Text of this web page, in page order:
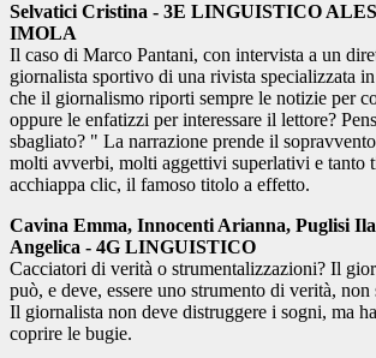
Selvatici Cristina - 3E LINGUISTICO
IMOLA
Il caso di Marco Pantani, con intervista a un
giornalista sportivo di una rivista specializzata
che il giornalismo riporti sempre le notizie per
oppure le enfatizzi per interessare il lettore?
sbagliato? " La narrazione prende il
molti avverbi, molti aggettivi superlativi e tanto
acchiappa clic, il famoso titolo a effetto.
Cavina Emma, Innocenti Arianna, Puglisi
Angelica - 4G LINGUISTICO
Cacciatori di verità o strumentalizzazioni? Il
può, e deve, essere uno strumento di verità, non
Il giornalista non deve distruggere i sogni, ma
coprire le bugie.